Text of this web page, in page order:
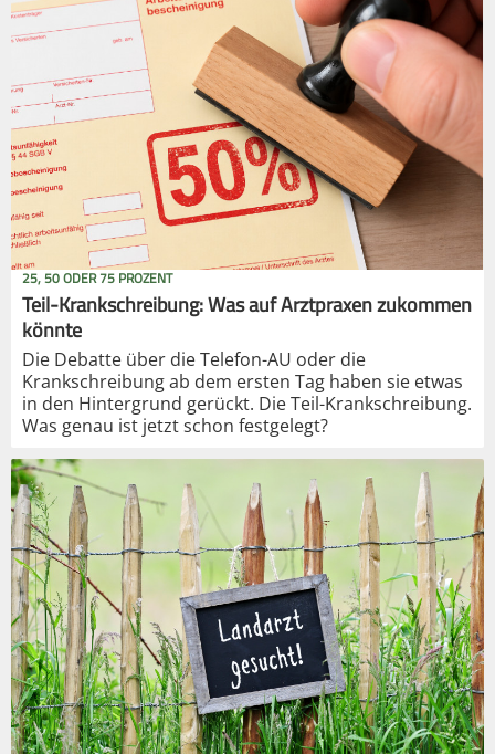
25, 50 ODER 75 PROZENT
Teil-Krankschreibung: Was auf Arztpraxen zukommen
könnte
Die Debatte über die Telefon-AU oder die
Krankschreibung ab dem ersten Tag haben sie etwas
in den Hintergrund gerückt. Die Teil-Krankschreibung.
Was genau ist jetzt schon festgelegt?